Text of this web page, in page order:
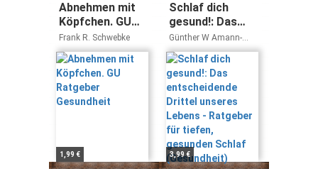
Abnehmen mit
Köpfchen. GU
Ratgeber
Gesundheit
Frank R. Schwebke
1,99 €
Schlaf dich
gesund!: Das
entscheidende
Drittel unseres
Lebens -
Ratgeber für
tiefen, gesunden
Schlaf
(Gesundheit)
Günther W Amann-
Jennson Boris Luban-
Plozza
3,99 €